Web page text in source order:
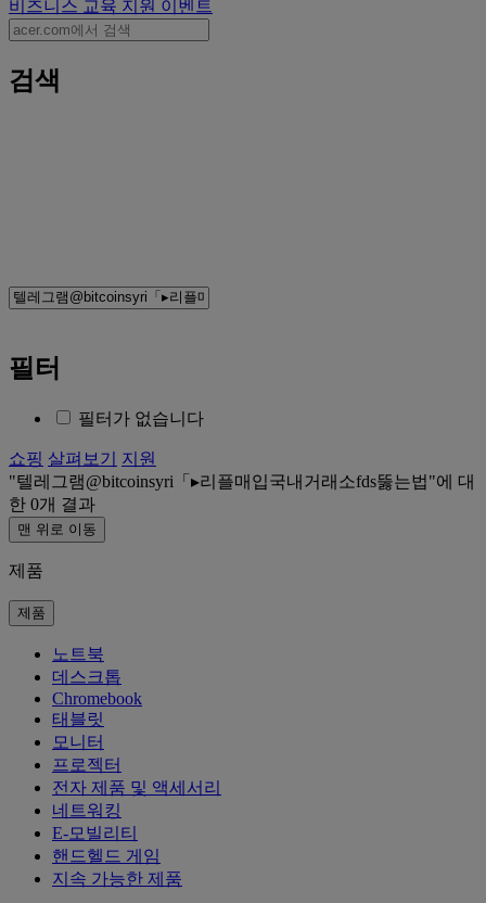
비즈니스 교육 지원 이벤트
검색
필터
필터가 없습니다
쇼핑 살펴보기
지원
텔레그램@bitcoinsyri「▸리플매입국내거래소fds뚫는법 에 대
한 0개 결과
맨 위로 이동
제품
제품
노트북
데스크톱
Chromebook
태블릿
모니터
프로젝터
전자 제품 및 액세서리
네트워킹
E-모빌리티
핸드헬드 게임
지속 가능한 제품